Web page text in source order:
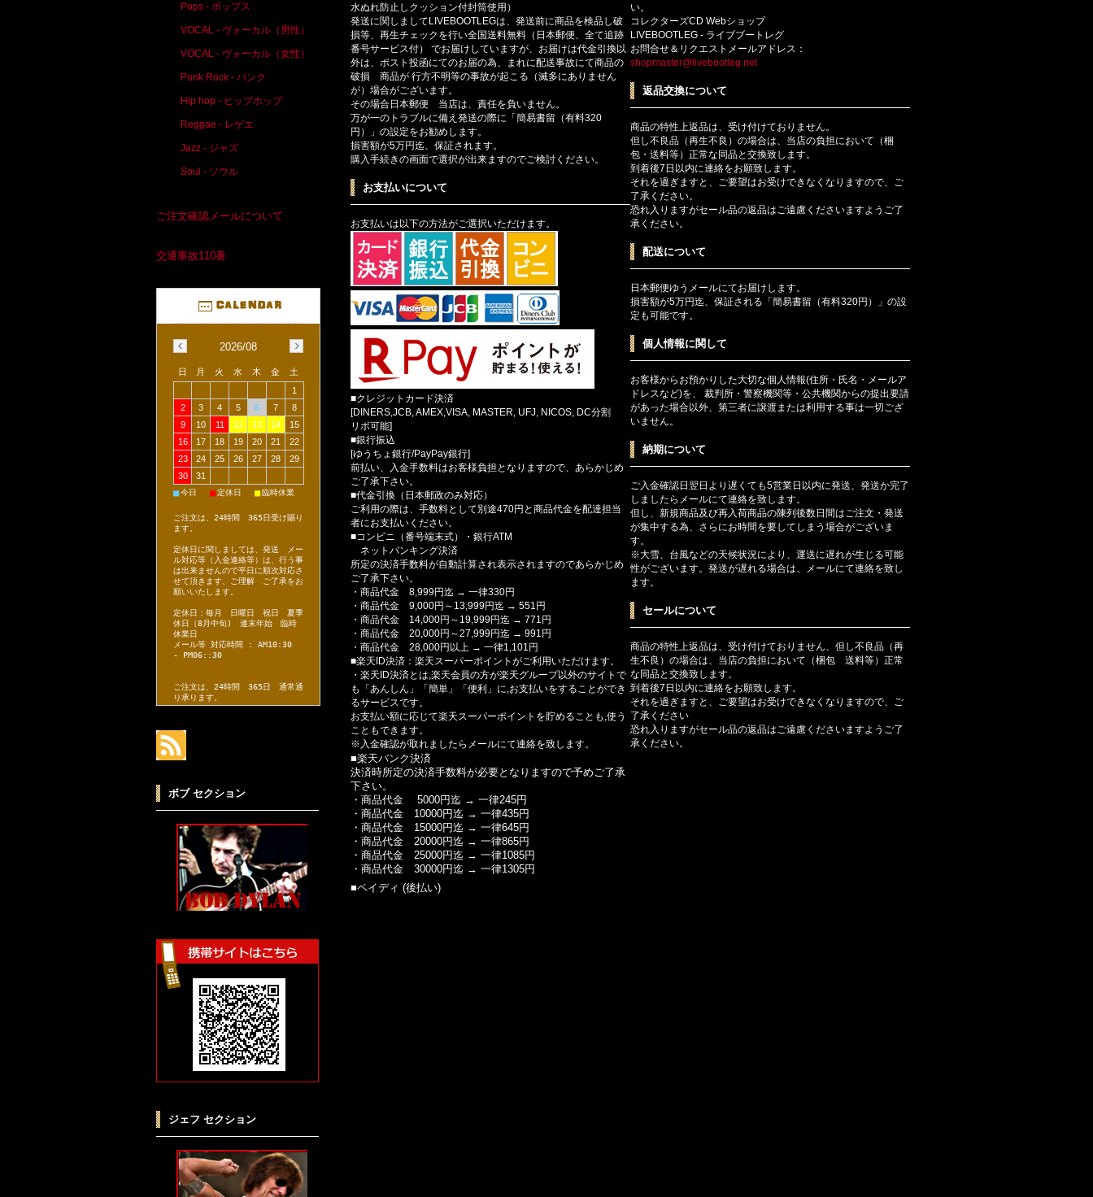
水ぬれ防止しクッション付封筒使用）
発送に関しましてLIVEBOOTLEGは、発送前に商品を検品し破
損等、再生チェックを行い全国送料無料（日本郵便、全て追跡
番号サービス付） でお届けしていますが、お届けは代金引換以
外は、ポスト投函にてのお届の為、まれに配送事故にて商品の
破損 商品が 行方不明等の事故が起こる（滅多にありません
が）場合がございます。
その場合日本郵便 当店は、責任を負いません。
万が一のトラブルに備え発送の際に「簡易書留（有料320
円）」の設定をお勧めします。
損害額が5万円迄、保証されます。
購入手続きの画面で選択が出来ますのでご検討ください。
お支払いについて
お支払いは以下の方法がご選択いただけます。
■クレジットカード決済
[DINERS,JCB, AMEX,VISA, MASTER, UFJ, NICOS, DC分割
リボ可能]
■銀行振込
[ゆうちょ銀行/PayPay銀行]
前払い、入金手数料はお客様負担となりますので、あらかじめ
ご了承下さい。
■代金引換（日本郵政のみ対応）
ご利用の際は、手数料として別途470円と商品代金を配達担当
者にお支払いください。
■コンビニ（番号端末式）・銀行ATM
ネットバンキング決済
所定の決済手数料が自動計算され表示されますのであらかじめ
ご了承下さい。
・商品代金 8,999円迄 → 一律330円
・商品代金 9,000円～13,999円迄 → 551円
・商品代金 14,000円～19,999円迄 → 771円
・商品代金 20,000円～27,999円迄 → 991円
・商品代金 28,000円以上 → 一律1,101円
■楽天ID決済：楽天スーパーポイントがご利用いただけます。
・楽天ID決済とは,楽天会員の方が楽天グループ以外のサイトで
も「あんしん」「簡単」「便利」に,お支払いをすることができ
るサービスです。
お支払い額に応じて楽天スーパーポイントを貯めることも,使う
こともできます。
※入金確認が取れましたらメールにて連絡を致します。
■楽天バンク決済
決済時所定の決済手数料が必要となりますので予めご了承
下さい。
・商品代金 5000円迄 → 一律245円
・商品代金 10000円迄 → 一律435円
・商品代金 15000円迄 → 一律645円
・商品代金 20000円迄 → 一律865円
・商品代金 25000円迄 → 一律1085円
・商品代金 30000円迄 → 一律1305円
い。
コレクターズCD Webショップ
LIVEBOOTLEG - ライブブートレグ
お問合せ＆リクエストメールアドレス：
shopmaster@livebootleg.net
返品交換について
商品の特性上返品は、受け付けておりません。
但し不良品（再生不良）の場合は、当店の負担において（梱
包・送料等）正常な同品と交換致します。
到着後7日以内に連絡をお願致します。
それを過ぎますと、ご要望はお受けできなくなりますので、ご
了承ください。
恐れ入りますがセール品の返品はご遠慮くださいますようご了
承ください。
配送について
日本郵便ゆうメールにてお届けします。
損害額が5万円迄、保証される「簡易書留（有料320円）」の設
定も可能です。
個人情報に関して
お客様からお預かりした大切な個人情報(住所・氏名・メールア
ドレスなど)を、 裁判所・警察機関等・公共機関からの提出要請
があった場合以外、第三者に譲渡または利用する事は一切ござ
いません。
納期について
ご入金確認日翌日より遅くても5営業日以内に発送、発送か完了
しましたらメールにて連絡を致します。
但し、新規商品及び再入荷商品の陳列後数日間はご注文・発送
が集中する為、さらにお時間を要してしまう場合がございま
す。
※大雪、台風などの天候状況により、運送に遅れが生じる可能
性がございます。発送が遅れる場合は、メールにて連絡を致し
ます。
セールについて
商品の特性上返品は、受け付けておりません、但し不良品（再
生不良）の場合は、当店の負担において（梱包 送料等）正常
な同品と交換致します。
到着後7日以内に連絡をお願致します。
それを過ぎますと、ご要望はお受けできなくなりますので、ご
了承ください
恐れ入りますがセール品の返品はご遠慮くださいますようご了
承ください。
■ペイディ (後払い)
Pops - ポップス
VOCAL - ヴォーカル（男性）
VOCAL - ヴォーカル（女性）
Punk Rock - パンク
Hip hop - ヒップホップ
Reggae - レゲエ
Jazz - ジャズ
Soul - ソウル
ご注文確認メールについて
交通事故110番
2026/08
日 月 火 水 木 金
土
1
2
3 4 5 6 7
8
9
10 11 12 13 14
15
16
17 18 19 20 21
22
23
24 25 26 27 28
29
30
31
■今日 ■定休日 ■臨時休業
ご注文は、24時間 365日受け賜り
ます。
定休日に関しましては、発送 メー
ル対応等（入金連絡等）は、行う事
は出来ませんので平日に順次対応さ
せて頂きます、ご理解 ご了承をお
願いいたします。
定休日：毎月 日曜日 祝日 夏季
休日（8月中旬) 連末年始 臨時
休業日
メール等 対応時間 : AM10:30
- PM06::30
ご注文は、24時間 365日 通常通
り承ります。
ボブ セクション
ジェフ セクション